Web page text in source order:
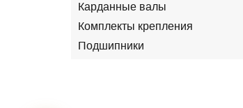
Карданные валы
Комплекты крепления
Подшипники
696 000 грн.